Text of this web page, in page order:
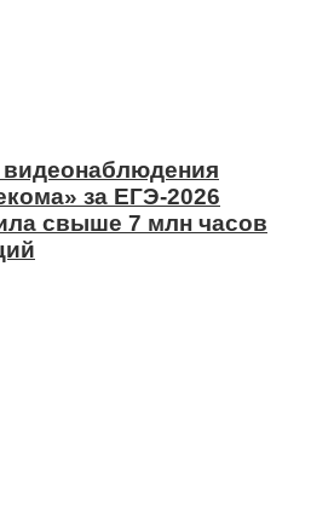
за ЕГЭ-2026
свыше 7 млн часов